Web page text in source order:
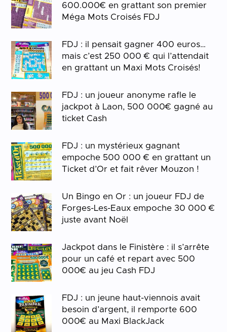
600.000€ en grattant son premier
Méga Mots Croisés FDJ
FDJ : il pensait gagner 400 euros…
mais c’est 250 000 € qui l’attendait
en grattant un Maxi Mots Croisés!
FDJ : un joueur anonyme rafle le
jackpot à Laon, 500 000€ gagné au
ticket Cash
FDJ : un mystérieux gagnant
empoche 500 000 € en grattant un
Ticket d’Or et fait rêver Mouzon !
Un Bingo en Or : un joueur FDJ de
Forges-Les-Eaux empoche 30 000 €
juste avant Noël
Jackpot dans le Finistère : il s’arrête
pour un café et repart avec 500
000€ au jeu Cash FDJ
FDJ : un jeune haut-viennois avait
besoin d’argent, il remporte 600
000€ au Maxi BlackJack